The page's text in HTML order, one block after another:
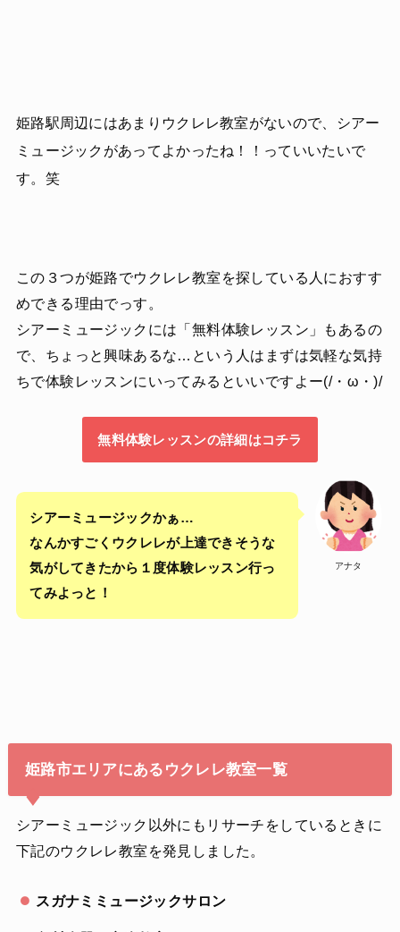
姫路駅周辺にはあまりウクレレ教室がないので、シアー
ミュージックがあってよかったね！！っていいたいで
す。笑
この３つが姫路でウクレレ教室を探している人におすす
めできる理由でっす。
シアーミュージックには「無料体験レッスン」もあるの
で、ちょっと興味あるな…という人はまずは気軽な気持
ちで体験レッスンにいってみるといいですよー(/・ω・)/
無料体験レッスンの詳細はコチラ
アナタ
シアーミュージックかぁ…
なんかすごくウクレレが上達できそうな
気がしてきたから１度体験レッスン行っ
てみよっと！
姫路市エリアにあるウクレレ教室一覧
シアーミュージック以外にもリサーチをしているときに
下記のウクレレ教室を発見しました。
スガナミミュージックサロン